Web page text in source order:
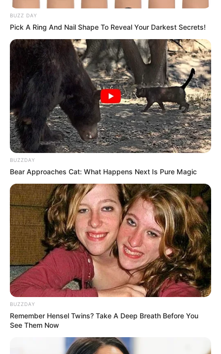
BUZZ DAY
Pick A Ring And Nail Shape To Reveal Your Darkest Secrets!
BUZZDAY
Bear Approaches Cat: What Happens Next Is Pure Magic
BUZZDAY
Remember Hensel Twins? Take A Deep Breath Before You
See Them Now